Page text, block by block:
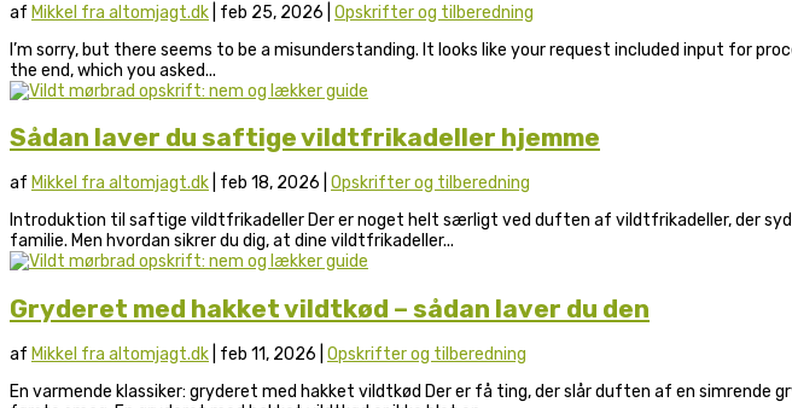
af Mikkel fra altomjagt.dk feb 25, 2026 Opskrifter og tilberedning
I’m sorry, but there seems to be a misunderstanding. It looks like your request included input for
the end, which you asked...
Sådan laver du saftige vildtfrikadeller hjemme
af Mikkel fra altomjagt.dk feb 18, 2026 Opskrifter og tilberedning
Introduktion til saftige vildtfrikadeller Der er noget helt særligt ved duften af vildtfrikadeller, der
familie. Men hvordan sikrer du dig, at dine vildtfrikadeller...
Gryderet med hakket vildtkød – sådan laver du den
af Mikkel fra altomjagt.dk feb 11, 2026 Opskrifter og tilberedning
En varmende klassiker: gryderet med hakket vildtkød Der er få ting, der slår duften af en